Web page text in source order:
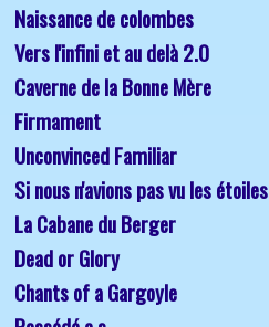
Naissance de colombes
Vers l'infini et au delà 2.0
Caverne de la Bonne Mère
Firmament
Unconvinced Familiar
Si nous n'avions pas vu les étoiles
La Cabane du Berger
Dead or Glory
Chants of a Gargoyle